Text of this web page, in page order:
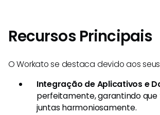
Recursos Principais
O Workato se destaca devido aos
Integração de Aplicativos e
perfeitamente, garantindo
juntas harmoniosamente.